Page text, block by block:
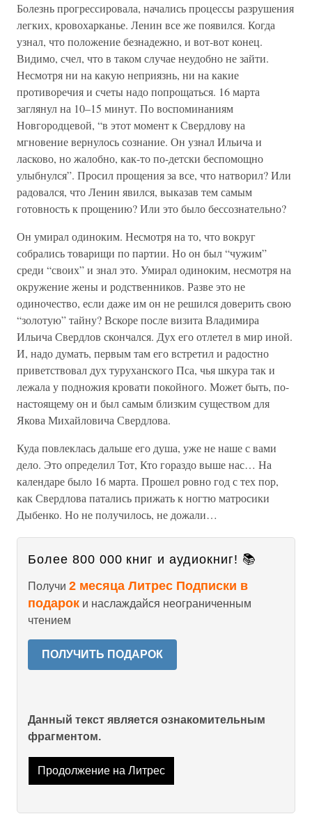
Болезнь прогрессировала, начались процессы разрушения
легких, кровохарканье. Ленин все же появился. Когда
узнал, что положение безнадежно, и вот-вот конец.
Видимо, счел, что в таком случае неудобно не зайти.
Несмотря ни на какую неприязнь, ни на какие
противоречия и счеты надо попрощаться. 16 марта
заглянул на 10–15 минут. По воспоминаниям
Новгородцевой, “в этот момент к Свердлову на
мгновение вернулось сознание. Он узнал Ильича и
ласково, но жалобно, как-то по-детски беспомощно
улыбнулся”. Просил прощения за все, что натворил? Или
радовался, что Ленин явился, выказав тем самым
готовность к прощению? Или это было бессознательно?
Он умирал одиноким. Несмотря на то, что вокруг
собрались товарищи по партии. Но он был “чужим”
среди “своих” и знал это. Умирал одиноким, несмотря на
окружение жены и родственников. Разве это не
одиночество, если даже им он не решился доверить свою
“золотую” тайну? Вскоре после визита Владимира
Ильича Свердлов скончался. Дух его отлетел в мир иной.
И, надо думать, первым там его встретил и радостно
приветствовал дух туруханского Пса, чья шкура так и
лежала у подножия кровати покойного. Может быть, по-
настоящему он и был самым близким существом для
Якова Михайловича Свердлова.
Куда повлеклась дальше его душа, уже не наше с вами
дело. Это определил Тот, Кто гораздо выше нас… На
календаре было 16 марта. Прошел ровно год с тех пор,
как Свердлова патались прижать к ногтю матросики
Дыбенко. Но не получилось, не дожали…
Более 800 000 книг и аудиокниг! 📚
Получи 2 месяца Литрес Подписки в
подарок и наслаждайся неограниченным
чтением
ПОЛУЧИТЬ ПОДАРОК
Данный текст является ознакомительным
фрагментом.
Продолжение на Литрес